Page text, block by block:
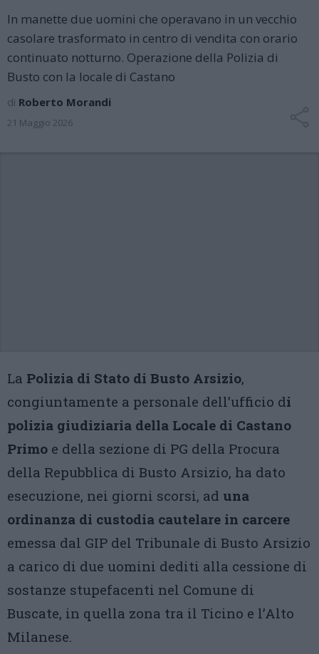
In manette due uomini che operavano in un vecchio
casolare trasformato in centro di vendita con orario
continuato notturno. Operazione della Polizia di
Busto con la locale di Castano
di Roberto Morandi
21 Maggio 2026
La Polizia di Stato di Busto Arsizio,
congiuntamente a personale dell’ufficio di
polizia giudiziaria della Locale di Castano
Primo e della sezione di PG della Procura
della Repubblica di Busto Arsizio, ha dato
esecuzione, nei giorni scorsi, ad una
ordinanza di custodia cautelare in carcere
emessa dal GIP del Tribunale di Busto Arsizio
a carico di due uomini dediti alla cessione di
sostanze stupefacenti nel Comune di
Buscate, in quella zona tra il Ticino e l’Alto
Milanese.